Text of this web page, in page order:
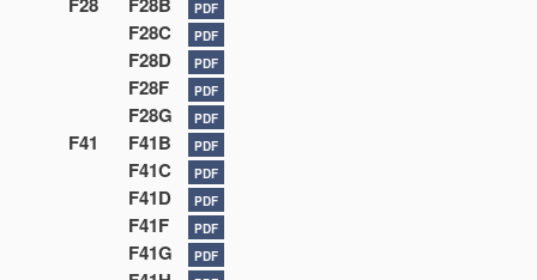
PDF
F28C PDF
F28D PDF
F28F PDF
F28G PDF
F41 F41B PDF
F41C PDF
F41D PDF
F41F PDF
F41G PDF